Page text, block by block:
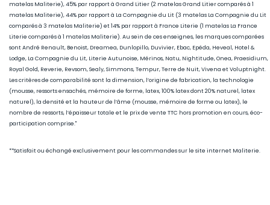
matelas Maliterie), 45% par rapport à Grand Litier (2 matelas Grand Litier comparés à 1
matelas Maliterie), 44% par rapport à La Compagnie du Lit (3 matelas La Compagnie du Lit
comparés à 3 matelas Maliterie) et 14% par rapport à France Literie (1 matelas La France
Literie comparés à 1 matelas Maliterie). Au sein de ces enseignes, les marques comparées
sont André Renault, Benoist, Dreamea, Dunlopillo, Duvivier, Ebac, Epéda, Heveal, Hotel &
Lodge, La Compagnie du Lit, Literie Autunoise, Mérinos, Natu, Nightitude, Onea, Praesidium,
Royal Gold, Reverie, Revsom, Sealy, Simmons, Tempur, Terre de Nuit, Vivena et Voluptnight.
Les critères de comparabilité sont la dimension, l’origine de fabrication, la technologie
(mousse, ressorts ensachés, mémoire de forme, latex, 100% latex dont 20% naturel, latex
naturel), la densité et la hauteur de l’âme (mousse, mémoire de forme ou latex), le
nombre de ressorts, l’épaisseur totale et le prix de vente TTC hors promotion en cours, éco-
participation comprise."
**Satisfait ou échangé exclusivement pour les commandes sur le site internet Maliterie.